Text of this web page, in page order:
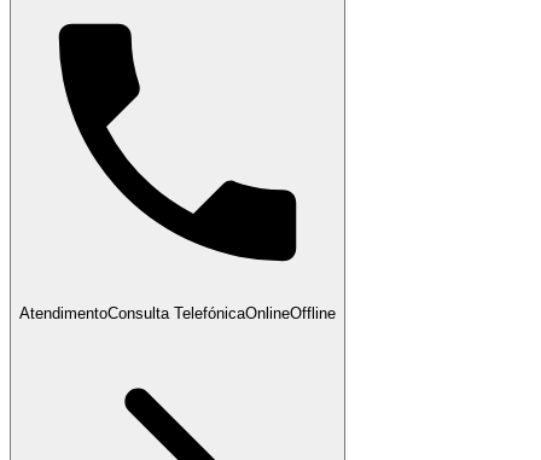
AtendimentoConsulta TelefónicaOnlineOffline